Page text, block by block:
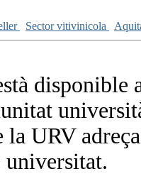
Sector vitivinicola
URV